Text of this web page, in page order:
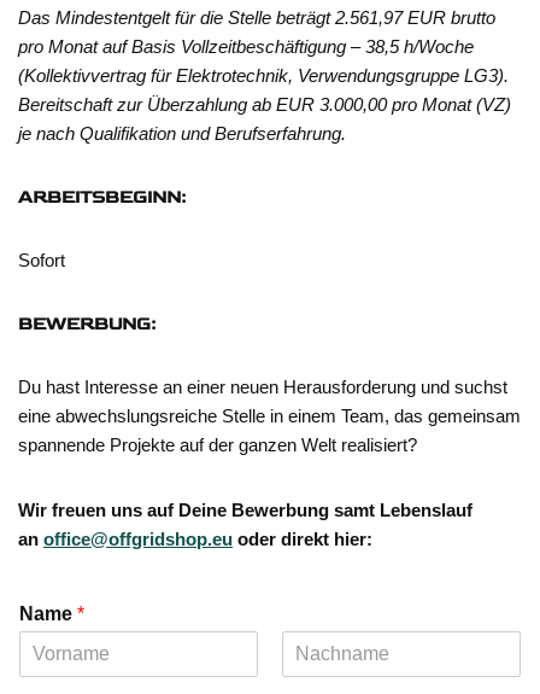
Das Mindestentgelt für die Stelle beträgt 2.561,97 EUR brutto
pro Monat auf Basis Vollzeitbeschäftigung – 38,5 h/Woche
(Kollektivvertrag für Elektrotechnik, Verwendungsgruppe LG3).
Bereitschaft zur Überzahlung ab EUR 3.000,00 pro Monat (VZ)
je nach Qualifikation und Berufserfahrung.
ARBEITSBEGINN:
Sofort
BEWERBUNG:
Du hast Interesse an einer neuen Herausforderung und suchst
eine abwechslungsreiche Stelle in einem Team, das gemeinsam
spannende Projekte auf der ganzen Welt realisiert?
Wir freuen uns auf Deine Bewerbung samt Lebenslauf
an office@offgridshop.eu oder direkt hier:
Name *